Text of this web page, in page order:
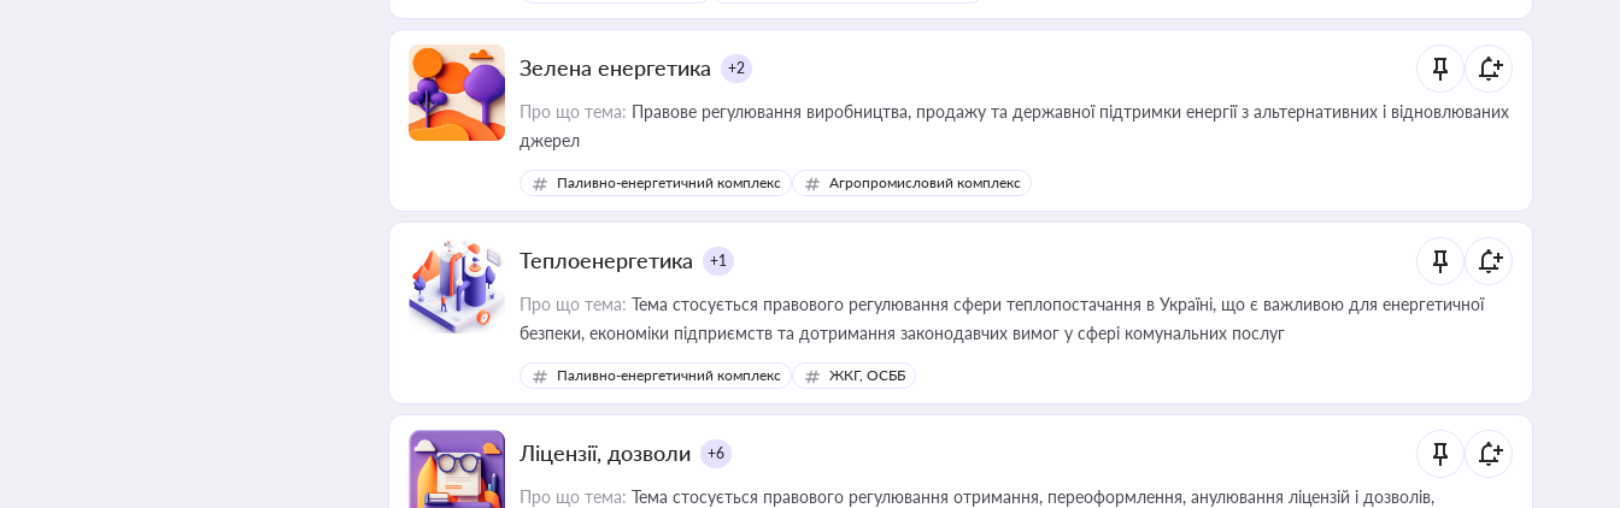
Зелена енергетика +2
Про що тема: Правове регулювання виробництва, продажу та державної підтримки енергії з альтернативних і відновлюваних
джерел
Паливно-енергетичний комплекс Агропромисловий комплекс
Теплоенергетика +1
Про що тема: Тема стосується правового регулювання сфери теплопостачання в Україні, що є важливою для енергетичної
безпеки, економіки підприємств та дотримання законодавчих вимог у сфері комунальних послуг
Паливно-енергетичний комплекс ЖКГ, ОСББ
Ліцензії, дозволи +6
Про що тема: Тема стосується правового регулювання отримання, переоформлення, анулювання ліцензій і дозволів,